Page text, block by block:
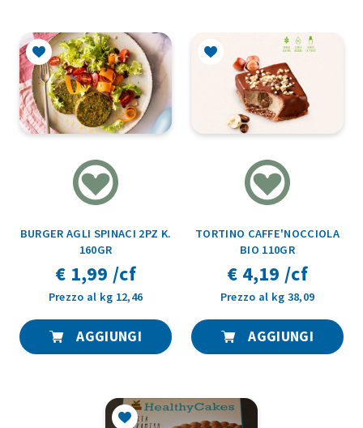
BURGER AGLI SPINACI 2PZ K.
160GR
€ 1,99 /cf
Prezzo al kg 12,46
AGGIUNGI
TORTINO CAFFE'NOCCIOLA
BIO 110GR
€ 4,19 /cf
Prezzo al kg 38,09
AGGIUNGI